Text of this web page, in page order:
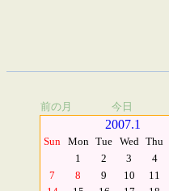
前の月 今日
2007.1
Sun Mon Tue Wed Thu
1
2 3 4
7
8 9 10 11